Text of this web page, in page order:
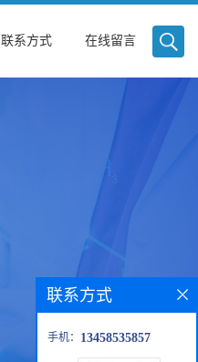
联系方式 在线留言
联系方式
手机： 13458535857